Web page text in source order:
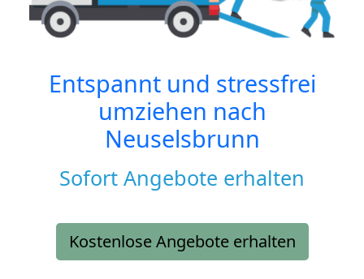
Entspannt und stressfrei
umziehen nach
Neuselsbrunn
Sofort Angebote erhalten
Kostenlose Angebote erhalten